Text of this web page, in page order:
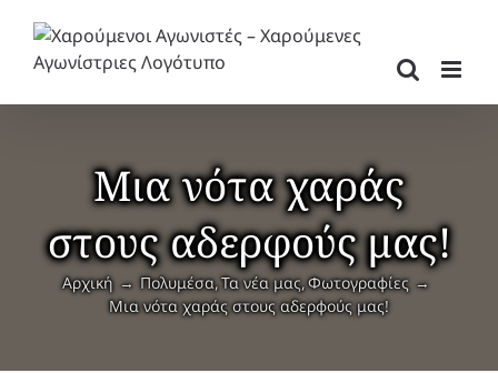
περιεχόμενο
Μια νότα χαράς
στους αδερφούς μας!
Αρχική Πολυμέσα Τα νέα μας Φωτογραφίες
Μια νότα χαράς στους αδερφούς μας!